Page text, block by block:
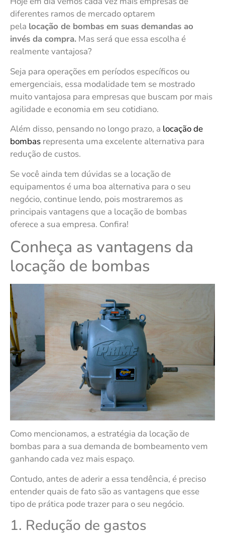
diferentes ramos de mercado optarem
pela locação de bombas em s​​uas demandas ao
invés da compra. Mas será que essa escolha é
realmente vantajosa?
Seja para operações em períodos específicos ou
emergenciais, essa modalidade tem se mostrado
muito vantajosa para empresas que buscam por mais
agilidade e economia em seu cotidiano.
Além disso, pensando no longo prazo, a locação de
bombas representa uma excelente alternativa para
redução de custos.
Se você ainda tem dúvidas se a locação de
equipamentos é uma boa alternativa para o seu
negócio, continue lendo, pois mostraremos as
principais vantagens que a locação de bombas
oferece a sua empresa. Confira!
Conheça as vantagens da
locação de bombas
Como mencionamos, a estratégia da locação de
bombas para a sua demanda de bombeamento vem
ganhando cada vez mais espaço.
Contudo, antes de aderir a essa tendência, é preciso
entender quais de fato são as vantagens que esse
tipo de prática pode trazer para o seu negócio.
1. Redução de gastos